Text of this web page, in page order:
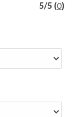
5/5 (0)